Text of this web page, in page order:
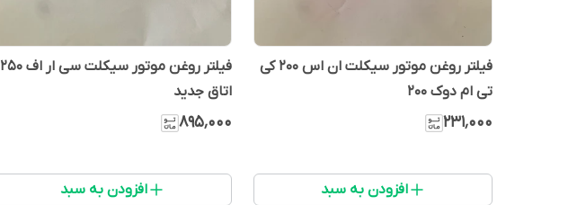
فیلتر روغن موتور سیکلت ان اس ۲۰۰ کی
تی ام دوک ۲۰۰
۲۳۱٬۰۰۰
افزودن به سبد
فیلتر روغن موتور سیکلت سی ار اف ۲۵۰
اتاق جدید
۸۹۵٬۰۰۰
افزودن به سبد